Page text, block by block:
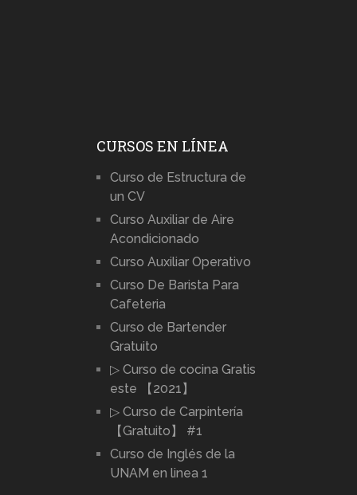
CURSOS EN LÍNEA
Curso de Estructura de
un CV
Curso Auxiliar de Aire
Acondicionado
Curso Auxiliar Operativo
Curso De Barista Para
Cafeteria
Curso de Bartender
Gratuito
▷ Curso de cocina Gratis
este 【2021】
▷ Curso de Carpintería
【Gratuito】 #1
Curso de Inglés de la
UNAM en linea 1